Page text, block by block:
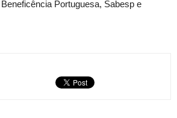
Portuguesa, Sabesp e